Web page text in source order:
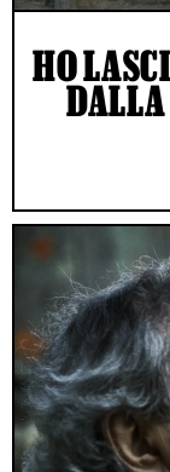
HO
DALLA